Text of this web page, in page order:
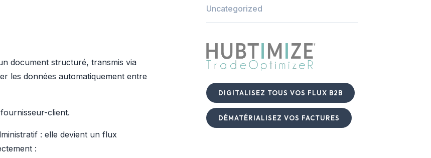
document structuré, transmis via
les données automatiquement entre
client.
: elle devient un flux
:
Uncategorized
DIGITALISEZ TOUS VOS FLUX B2B
DÉMATÉRIALISEZ VOS FACTURES